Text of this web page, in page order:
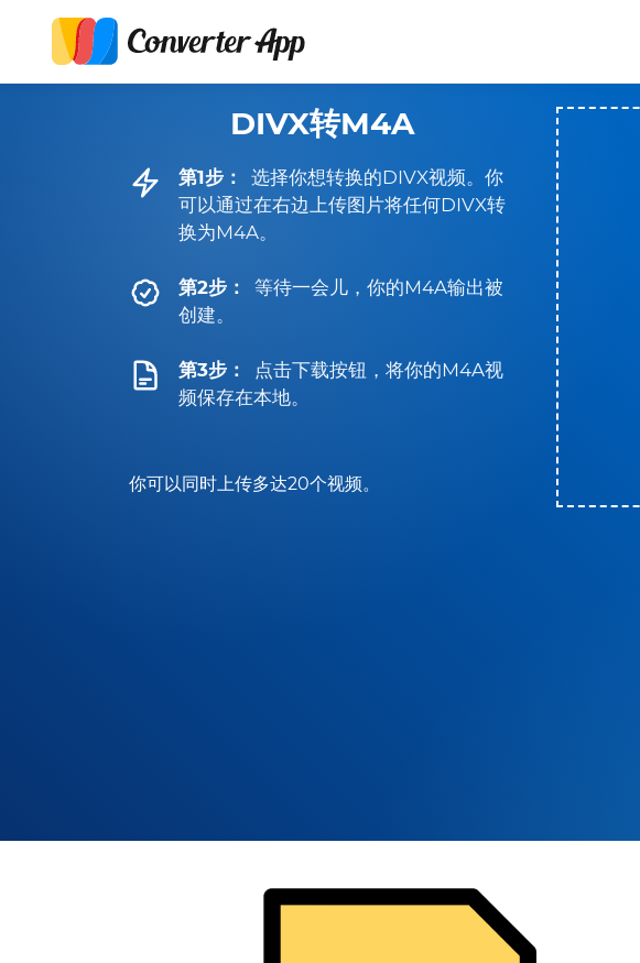
DIVX转M4A
第1步：
选择你想转换的DIVX视频。你
可以通过在右边上传图片将任何DIVX转
换为M4A。
第2步：
等待一会儿，你的M4A输出被
创建。
第3步：
点击下载按钮，将你的M4A视
频保存在本地。
你可以同时上传多达20个视频。